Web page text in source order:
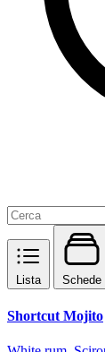
Lista Schede
Shortcut Mojito